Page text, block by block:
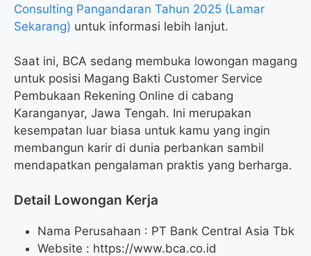
Consulting Pangandaran Tahun 2025 (Lamar
Sekarang) untuk informasi lebih lanjut.
Saat ini, BCA sedang membuka lowongan magang
untuk posisi Magang Bakti Customer Service
Pembukaan Rekening Online di cabang
Karanganyar, Jawa Tengah. Ini merupakan
kesempatan luar biasa untuk kamu yang ingin
membangun karir di dunia perbankan sambil
mendapatkan pengalaman praktis yang berharga.
Detail Lowongan Kerja
Nama Perusahaan : PT Bank Central Asia Tbk
Website : https://www.bca.co.id